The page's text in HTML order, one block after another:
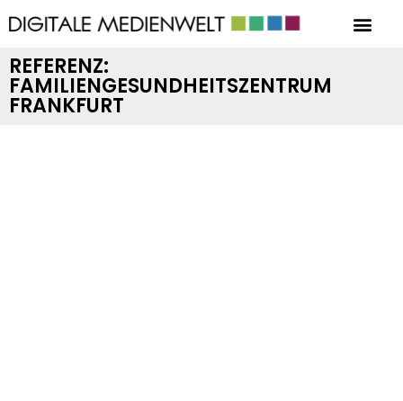
REFERENZ:
FAMILIENGESUNDHEITSZENTRUM
FRANKFURT